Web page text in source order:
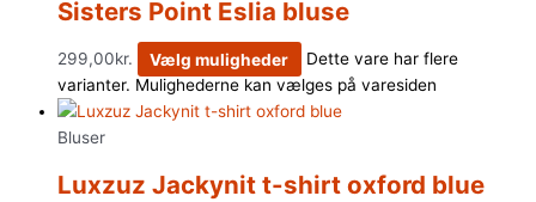
Sisters Point Eslia bluse
299,00kr. Vælg muligheder
Dette vare har flere
varianter. Mulighederne kan vælges på varesiden
Bluser
Luxzuz Jackynit t-shirt oxford blue